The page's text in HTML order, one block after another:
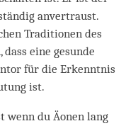
anvertraust.
Traditionen des
eine gesunde
für die Erkenntnis
ist.
wenn du Äonen lang